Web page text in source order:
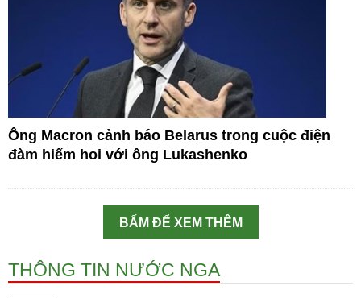
Ông Macron cảnh báo Belarus trong cuộc điện
đàm hiếm hoi với ông Lukashenko
BẤM ĐỂ XEM THÊM
THÔNG TIN NƯỚC NGA